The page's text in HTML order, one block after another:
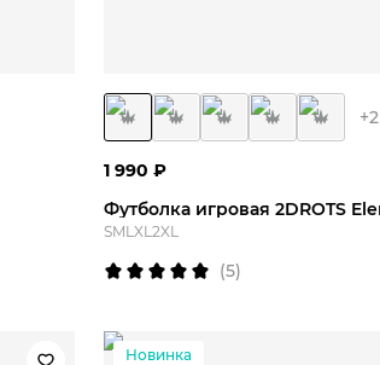
+2
1 990 ₽
SML XL 2XL
(5)
Новинка